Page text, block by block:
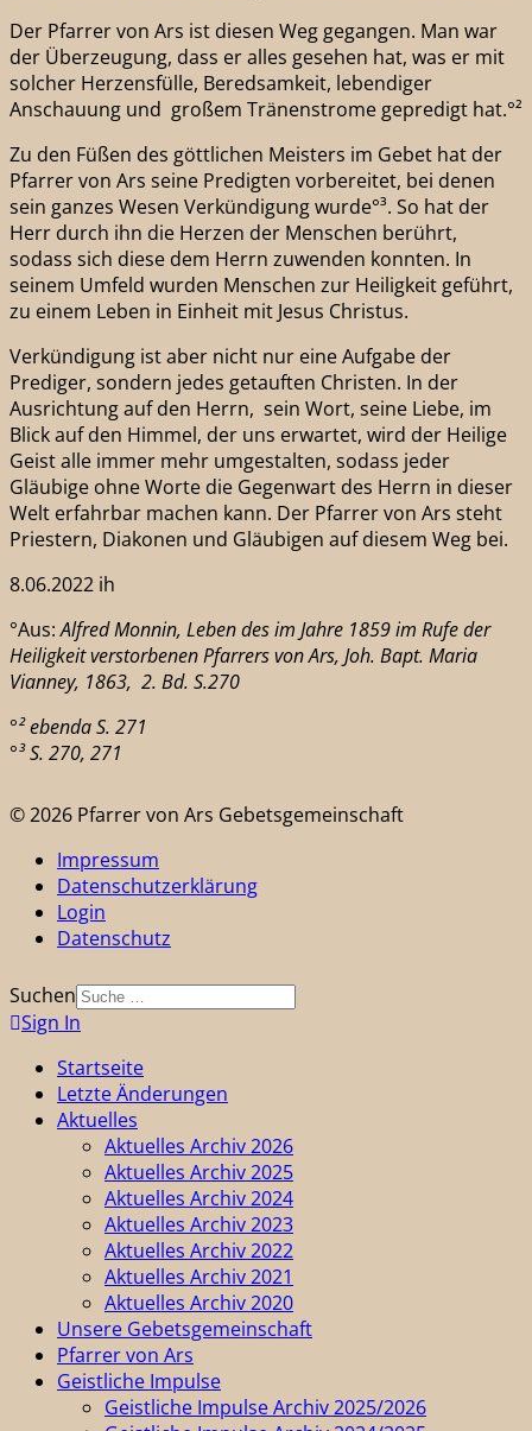
Der Pfarrer von Ars ist diesen Weg gegangen. Man war
der Überzeugung, dass er alles gesehen hat, was er mit
solcher Herzensfülle, Beredsamkeit, lebendiger
Anschauung und großem Tränenstrome gepredigt hat.°²
Zu den Füßen des göttlichen Meisters im Gebet hat der
Pfarrer von Ars seine Predigten vorbereitet, bei denen
sein ganzes Wesen Verkündigung wurde°³. So hat der
Herr durch ihn die Herzen der Menschen berührt,
sodass sich diese dem Herrn zuwenden konnten. In
seinem Umfeld wurden Menschen zur Heiligkeit geführt,
zu einem Leben in Einheit mit Jesus Christus.
Verkündigung ist aber nicht nur eine Aufgabe der
Prediger, sondern jedes getauften Christen. In der
Ausrichtung auf den Herrn, sein Wort, seine Liebe, im
Blick auf den Himmel, der uns erwartet, wird der Heilige
Geist alle immer mehr umgestalten, sodass jeder
Gläubige ohne Worte die Gegenwart des Herrn in dieser
Welt erfahrbar machen kann. Der Pfarrer von Ars steht
Priestern, Diakonen und Gläubigen auf diesem Weg bei.
8.06.2022 ih
°Aus:Alfred Monnin, Leben des im Jahre 1859 im Rufe der
Heiligkeit verstorbenen Pfarrers von Ars, Joh. Bapt. Maria
Vianney, 1863, 2. Bd. S.270
°² ebenda S. 271
°³ S. 270, 271
© 2026 Pfarrer von Ars Gebetsgemeinschaft
Impressum
Datenschutzerklärung
Login
Datenschutz
Suchen
Sign In
Startseite
Letzte Änderungen
Aktuelles
Aktuelles Archiv 2026
Aktuelles Archiv 2025
Aktuelles Archiv 2024
Aktuelles Archiv 2023
Aktuelles Archiv 2022
Aktuelles Archiv 2021
Aktuelles Archiv 2020
Unsere Gebetsgemeinschaft
Pfarrer von Ars
Geistliche Impulse
Geistliche Impulse Archiv 2025/2026